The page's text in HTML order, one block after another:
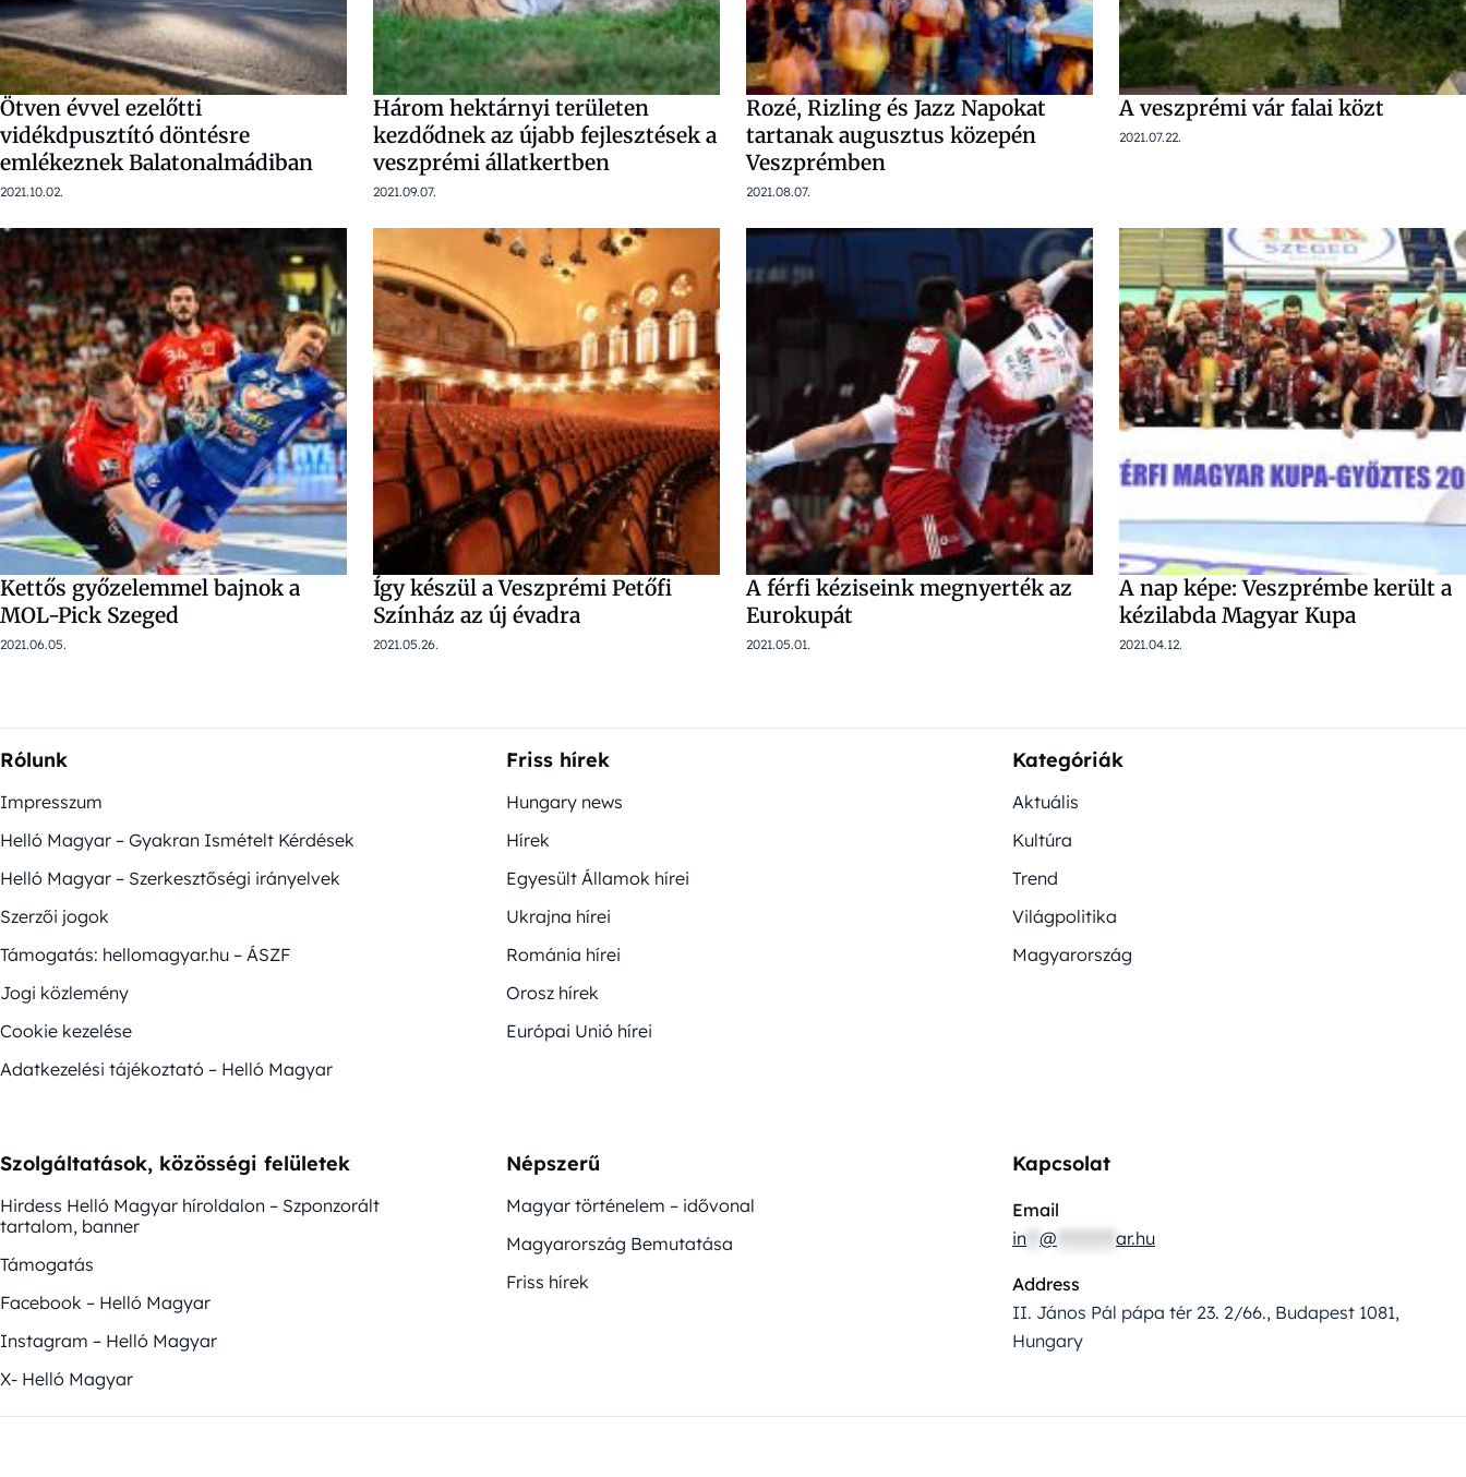
Ötven évvel ezelőtti
vidékdpusztító döntésre
emlékeznek Balatonalmádiban
2021.10.02.
Három hektárnyi területen
kezdődnek az újabb fejlesztések a
veszprémi állatkertben
2021.09.07.
Rozé, Rizling és Jazz Napokat
tartanak augusztus közepén
Veszprémben
2021.08.07.
A veszprémi vár falai közt
2021.07.22.
Kettős győzelemmel bajnok a
MOL-Pick Szeged
2021.06.05.
Így készül a Veszprémi Petőfi
Színház az új évadra
2021.05.26.
A férfi kéziseink megnyerték az
Eurokupát
2021.05.01.
A nap képe: Veszprémbe került a
kézilabda Magyar Kupa
2021.04.12.
Rólunk
Impresszum
Helló Magyar – Gyakran Ismételt Kérdések
Helló Magyar – Szerkesztőségi irányelvek
Szerzői jogok
Támogatás: hellomagyar.hu – ÁSZF
Jogi közlemény
Cookie kezelése
Adatkezelési tájékoztató – Helló Magyar
Friss hírek
Hungary news
Hírek
Egyesült Államok hírei
Ukrajna hírei
Románia hírei
Orosz hírek
Európai Unió hírei
Kategóriák
Aktuális
Kultúra
Trend
Világpolitika
Magyarország
Szolgáltatások, közösségi felületek
Hirdess Helló Magyar híroldalon – Szponzorált
tartalom, banner
Támogatás
Facebook – Helló Magyar
Instagram – Helló Magyar
X- Helló Magyar
Népszerű
Magyar történelem – idővonal
Magyarország Bemutatása
Friss hírek
Kapcsolat
Email
in @ ar.hu
Address
II. János Pál pápa tér 23. 2/66., Budapest 1081,
Hungary